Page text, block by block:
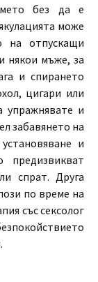
без да е
може
на отпускащи
някои мъже, за
и спирането
цигари или
упражнявате и
забавянето на
и
предизвикват
спрат. Друга
по време на
със сексолог